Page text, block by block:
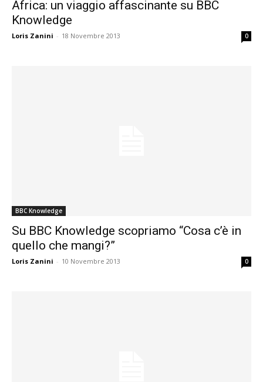
Africa: un viaggio affascinante su BBC
Knowledge
Loris Zanini - 18 Novembre 2013 0
BBC Knowledge
Su BBC Knowledge scopriamo “Cosa c’è in
quello che mangi?”
Loris Zanini - 10 Novembre 2013 0